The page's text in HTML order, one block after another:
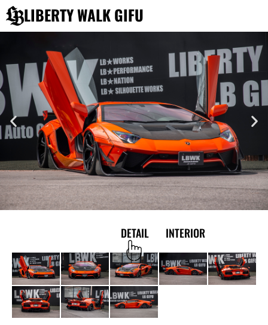
容
を
ッ
プ
LIBERTY WALK GIFU
DETAIL INTERIOR